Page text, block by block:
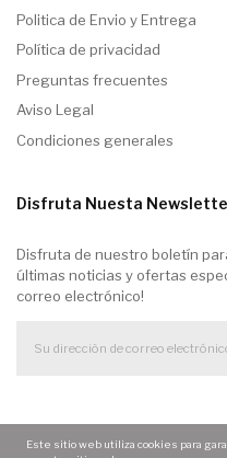
Politica de Envio y Entrega
Política de privacidad
Preguntas frecuentes
Aviso Legal
Condiciones generales
Disfruta Nuesta
Disfruta de nuestro boletín
últimas noticias y ofertas
correo electrónico!
Este sitio web utiliza cookies para